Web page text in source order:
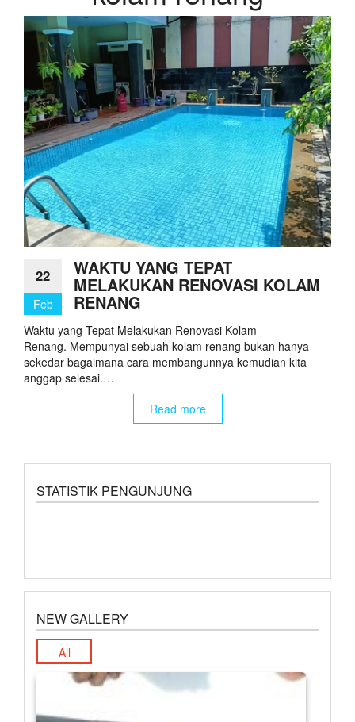
22
Feb
WAKTU YANG TEPAT
MELAKUKAN RENOVASI KOLAM
RENANG
Waktu yang Tepat Melakukan Renovasi Kolam
Renang. Mempunyai sebuah kolam renang bukan hanya
sekedar bagaimana cara membangunnya kemudian kita
anggap selesai.…
Read more
STATISTIK PENGUNJUNG
NEW GALLERY
All